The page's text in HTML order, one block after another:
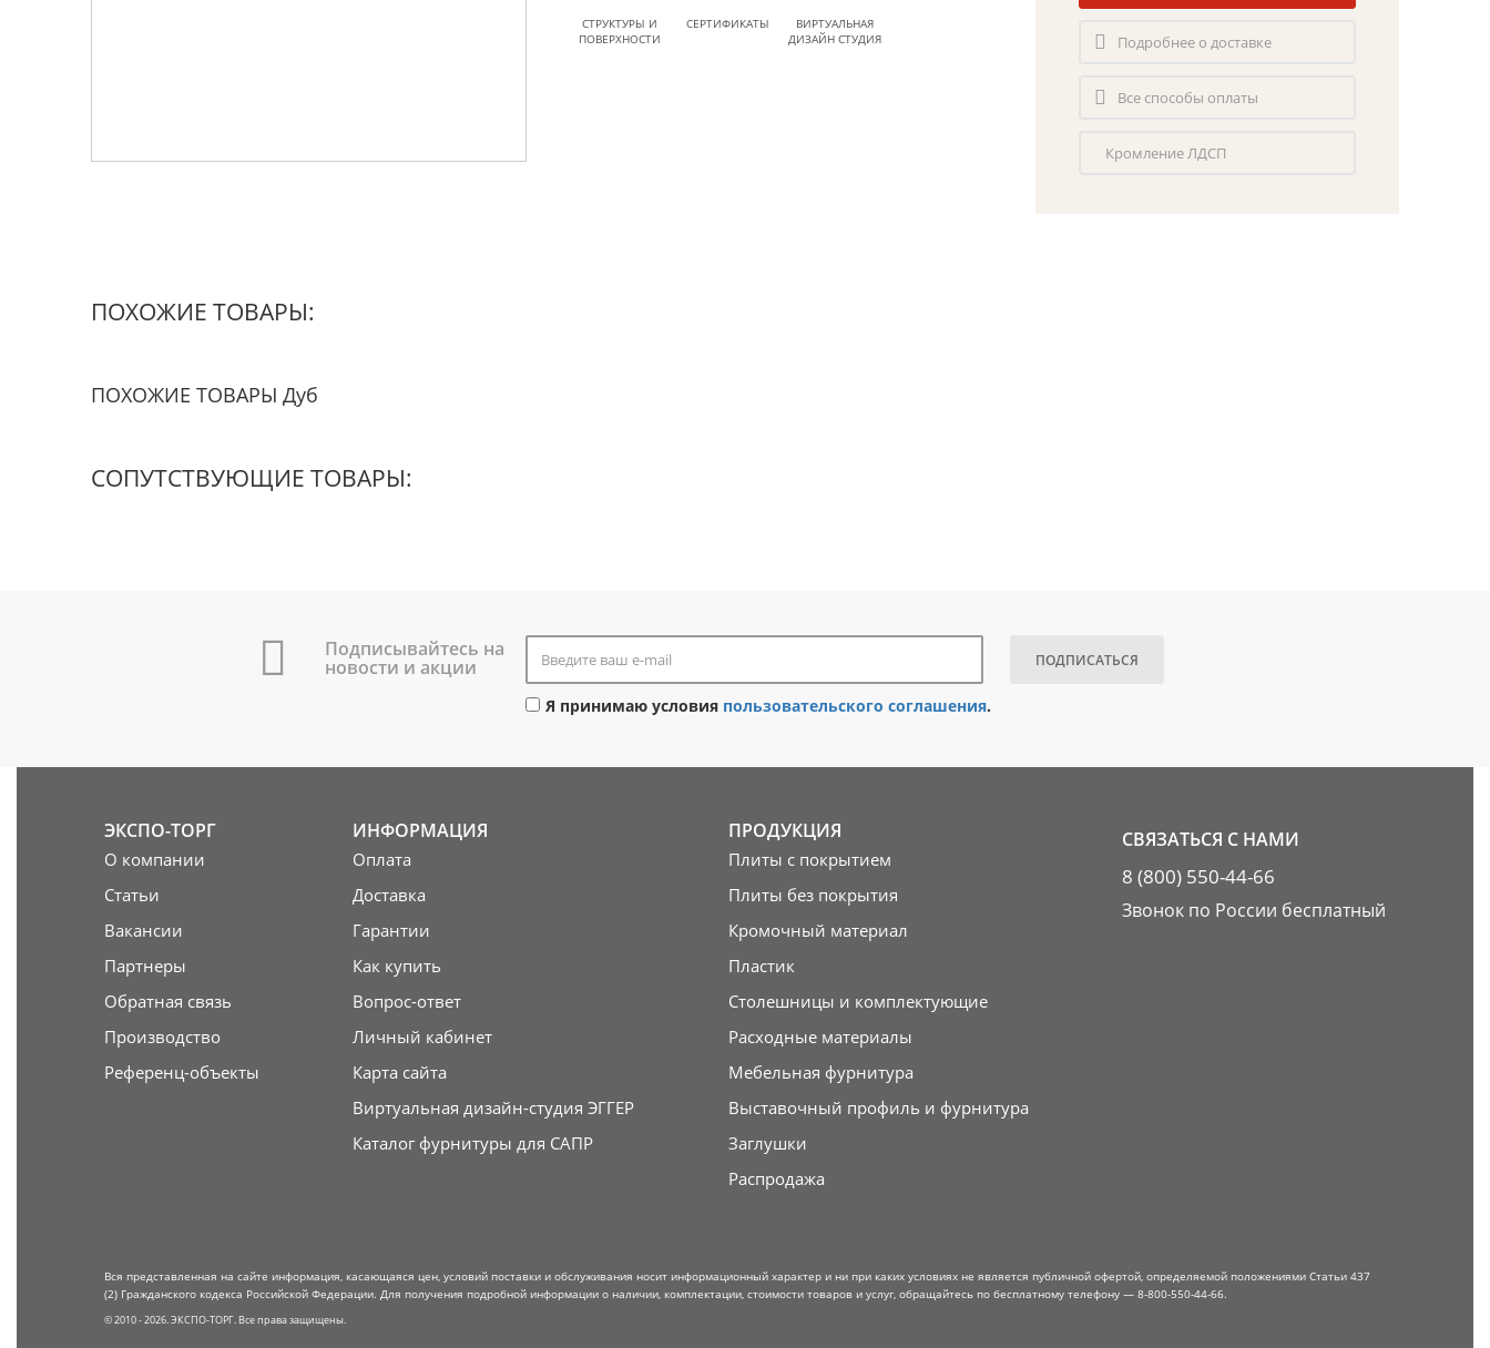
СТРУКТУРЫ И
ПОВЕРХНОСТИ
СЕРТИФИКАТЫ
ВИРТУАЛЬНАЯ
ДИЗАЙН СТУДИЯ
Подробнее о доставке
Все способы оплаты
Кромление ЛДСП
ПОХОЖИЕ ТОВАРЫ:
ПОХОЖИЕ ТОВАРЫ Дуб
СОПУТСТВУЮЩИЕ ТОВАРЫ:
Подписывайтесь на
новости и акции ПОДПИСАТЬСЯ
Я принимаю условия пользовательского соглашения.
ЭКСПО-ТОРГ
О компании
Статьи
Вакансии
Партнеры
Обратная связь
Производство
Референц-объекты
ИНФОРМАЦИЯ
Оплата
Доставка
Гарантии
Как купить
Вопрос-ответ
Личный кабинет
Карта сайта
Виртуальная дизайн-студия ЭГГЕР
Каталог фурнитуры для САПР
ПРОДУКЦИЯ
Плиты с покрытием
Плиты без покрытия
Кромочный материал
Пластик
Столешницы и комплектующие
Расходные материалы
Мебельная фурнитура
Выставочный профиль и фурнитура
Заглушки
Распродажа
СВЯЗАТЬСЯ С НАМИ
8 (800) 550-44-66
Звонок по России бесплатный
Вся представленная на сайте информация, касающаяся цен, условий поставки и обслуживания носит информационный характер и ни при каких условиях не является публичной офертой, определяемой положениями Статьи 437
(2) Гражданского кодекса Российской Федерации. Для получения подробной информации о наличии, комплектации, стоимости товаров и услуг, обращайтесь по бесплатному телефону — 8-800-550-44-66.
© 2010 - 2026. ЭКСПО-ТОРГ. Все права защищены.